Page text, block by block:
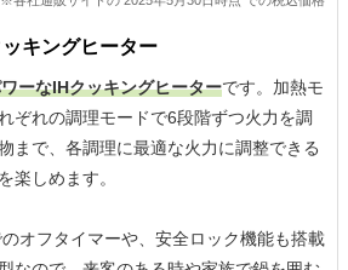
キングヒーター
ーなIHクッキングヒーターです。加熱モ
ぞれの調理モードで6段階ずつ火力を調
まで、各調理に最適な火力に調整できる
楽しめます。
オフタイマーや、安全ロック機能も搭載